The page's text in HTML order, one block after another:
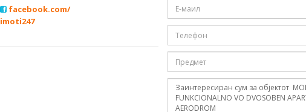
facebook.com/
imoti247